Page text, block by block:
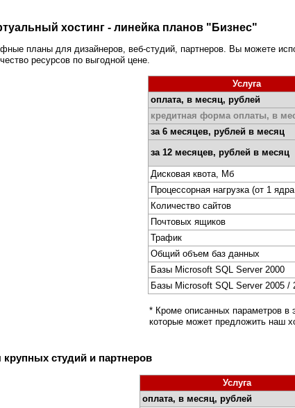
хостинг - линейка планов "Бизнес"
планы для дизайнеров, веб-студий, партнеров. Вы можете
ресурсов по выгодной цене.
Услуга
оплата, в месяц, рублей
кредитная форма оплаты, в
за 6 месяцев, рублей в месяц
за 12 месяцев, рублей в месяц
Дисковая квота, Мб
Процессорная нагрузка (от 1
Количество сайтов
Почтовых ящиков
Трафик
Общий объем баз данных
Базы Microsoft SQL Server 2000
Базы Microsoft SQL Server 2005 /
* Кроме описанных параметров в
которые может предложить наш
студий и партнеров
Услуга
оплата, в месяц, рублей